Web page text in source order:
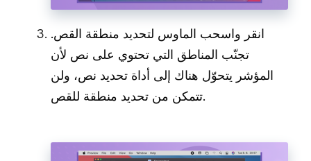
انقر واسحب الماوس لتحديد منطقة القص.
تجنّب المناطق التي تحتوي على نص لأن
المؤشر يتحوّل هناك إلى أداة تحديد نص، ولن
تتمكن من تحديد منطقة للقص.